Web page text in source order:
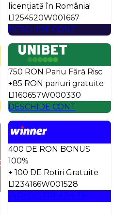
licențiată în România!
L1254520W001667
DESCHIDE CONT
750 RON Pariu Fără Risc
+85 RON pariuri gratuite
L1160657W000330
DESCHIDE CONT
400 DE RON BONUS
100%
+ 100 DE Rotiri Gratuite
L1234166W001528
ÎNREGISTREAZĂ-TE